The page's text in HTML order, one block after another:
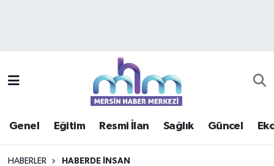
Genel Eğitim Resmi İlan Sağlık Güncel
HABERLER HABERDE INSAN
Mersin Trafik Yoğunluk Haritası
Süper Lig Puan Durumu ve Fikstür